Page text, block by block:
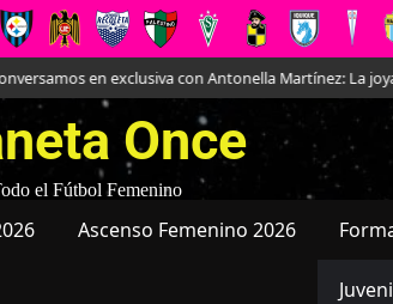
en exclusiva con Antonella Martínez: La joya de
Once
el Fútbol Femenino
Ascenso Femenino 2026